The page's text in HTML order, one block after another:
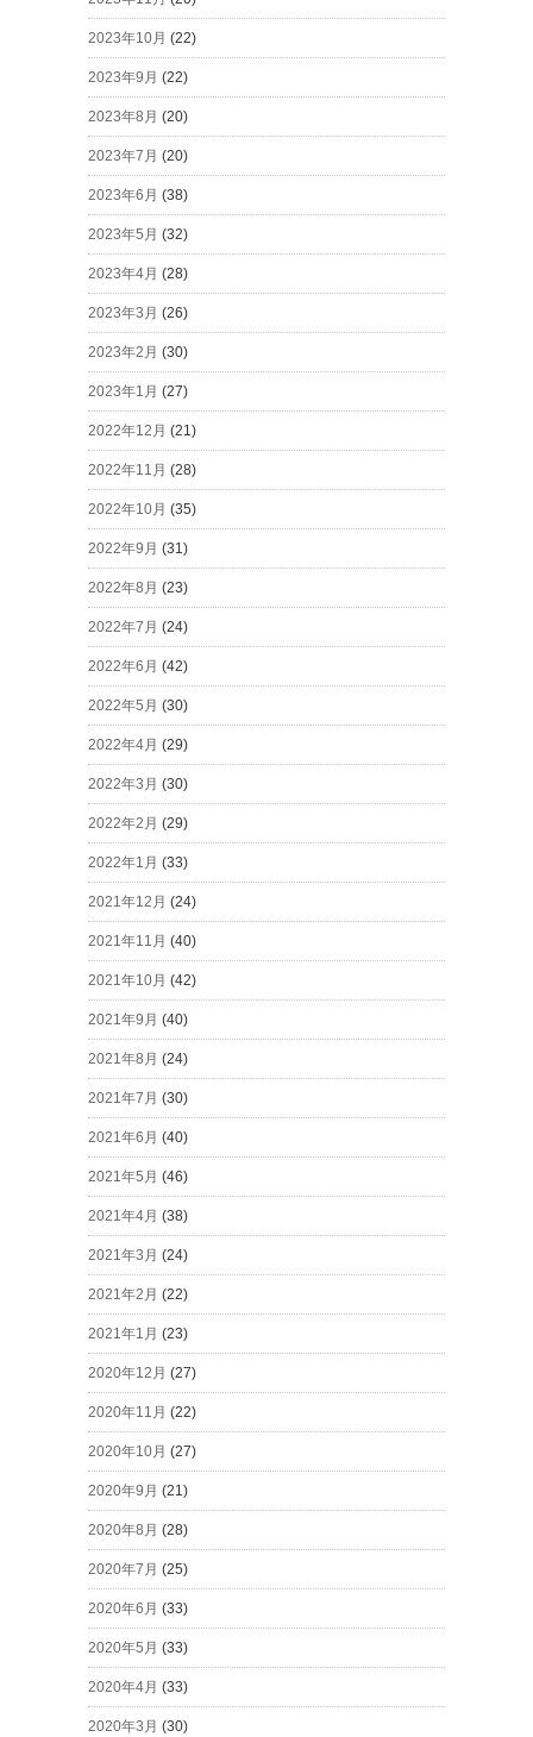
2023年10月 (22)
2023年9月 (22)
2023年8月 (20)
2023年7月 (20)
2023年6月 (38)
2023年5月 (32)
2023年4月 (28)
2023年3月 (26)
2023年2月 (30)
2023年1月 (27)
2022年12月 (21)
2022年11月 (28)
2022年10月 (35)
2022年9月 (31)
2022年8月 (23)
2022年7月 (24)
2022年6月 (42)
2022年5月 (30)
2022年4月 (29)
2022年3月 (30)
2022年2月 (29)
2022年1月 (33)
2021年12月 (24)
2021年11月 (40)
2021年10月 (42)
2021年9月 (40)
2021年8月 (24)
2021年7月 (30)
2021年6月 (40)
2021年5月 (46)
2021年4月 (38)
2021年3月 (24)
2021年2月 (22)
2021年1月 (23)
2020年12月 (27)
2020年11月 (22)
2020年10月 (27)
2020年9月 (21)
2020年8月 (28)
2020年7月 (25)
2020年6月 (33)
2020年5月 (33)
2020年4月 (33)
2020年3月 (30)